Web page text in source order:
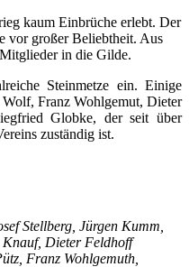
kaum Einbrüche erlebt. Der
vor großer Beliebtheit. Aus
in die Gilde.
Steinmetze ein. Einige
Franz Wohlgemut, Dieter
Globke, der seit über
zuständig ist.
Stellberg, Jürgen Kumm,
Knauf, Dieter Feldhoff
Franz Wohlgemuth,